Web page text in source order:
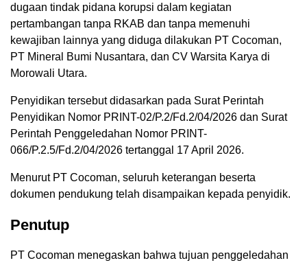
dugaan tindak pidana korupsi dalam kegiatan
pertambangan tanpa RKAB dan tanpa memenuhi
kewajiban lainnya yang diduga dilakukan PT Cocoman,
PT Mineral Bumi Nusantara, dan CV Warsita Karya di
Morowali Utara.
Penyidikan tersebut didasarkan pada Surat Perintah
Penyidikan Nomor PRINT-02/P.2/Fd.2/04/2026 dan Surat
Perintah Penggeledahan Nomor PRINT-
066/P.2.5/Fd.2/04/2026 tertanggal 17 April 2026.
Menurut PT Cocoman, seluruh keterangan beserta
dokumen pendukung telah disampaikan kepada penyidik.
Penutup
PT Cocoman menegaskan bahwa tujuan penggeledahan